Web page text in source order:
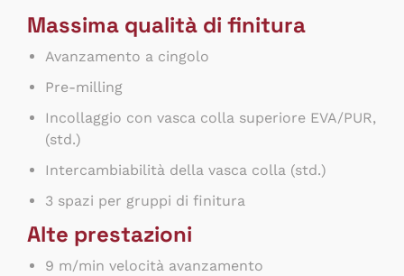
Massima qualità di finitura
Avanzamento a cingolo
Pre-milling
Incollaggio con vasca colla superiore EVA/PUR,
(std.)
Intercambiabilità della vasca colla (std.)
3 spazi per gruppi di finitura
Alte prestazioni
9 m/min velocità avanzamento